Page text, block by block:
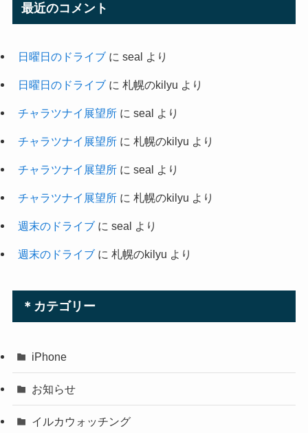
最近のコメント
日曜日のドライブに seal より
日曜日のドライブに 札幌のkilyu より
チャラツナイ展望所に seal より
チャラツナイ展望所に 札幌のkilyu より
チャラツナイ展望所に seal より
チャラツナイ展望所に 札幌のkilyu より
週末のドライブに seal より
週末のドライブに 札幌のkilyu より
＊カテゴリー
iPhone
お知らせ
イルカウォッチング